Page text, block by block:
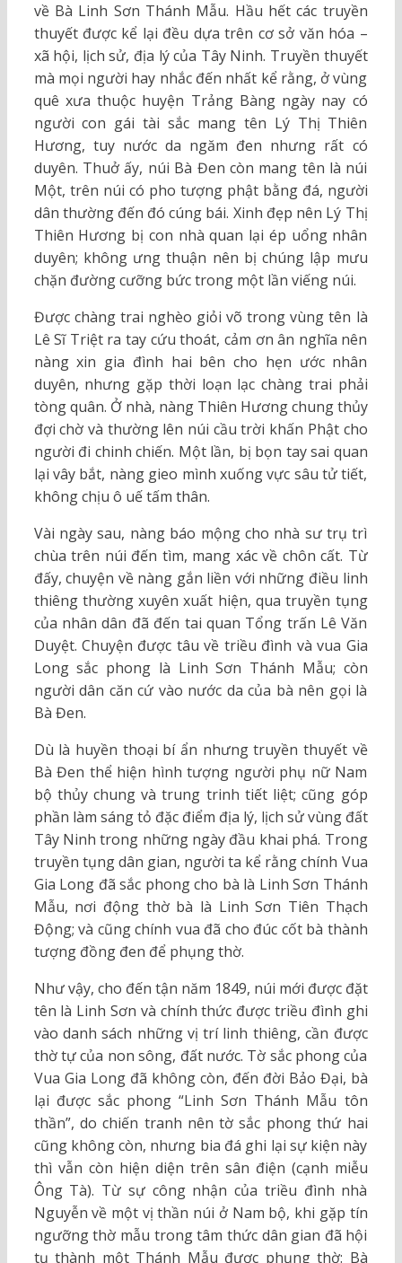
về Bà Linh Sơn Thánh Mẫu. Hầu hết các truyền
thuyết được kể lại đều dựa trên cơ sở văn hóa –
xã hội, lịch sử, địa lý của Tây Ninh. Truyền thuyết
mà mọi người hay nhắc đến nhất kể rằng, ở vùng
quê xưa thuộc huyện Trảng Bàng ngày nay có
người con gái tài sắc mang tên Lý Thị Thiên
Hương, tuy nước da ngăm đen nhưng rất có
duyên. Thuở ấy, núi Bà Đen còn mang tên là núi
Một, trên núi có pho tượng phật bằng đá, người
dân thường đến đó cúng bái. Xinh đẹp nên Lý Thị
Thiên Hương bị con nhà quan lại ép uổng nhân
duyên; không ưng thuận nên bị chúng lập mưu
chặn đường cưỡng bức trong một lần viếng núi.
Được chàng trai nghèo giỏi võ trong vùng tên là
Lê Sĩ Triệt ra tay cứu thoát, cảm ơn ân nghĩa nên
nàng xin gia đình hai bên cho hẹn ước nhân
duyên, nhưng gặp thời loạn lạc chàng trai phải
tòng quân. Ở nhà, nàng Thiên Hương chung thủy
đợi chờ và thường lên núi cầu trời khấn Phật cho
người đi chinh chiến. Một lần, bị bọn tay sai quan
lại vây bắt, nàng gieo mình xuống vực sâu tử tiết,
không chịu ô uế tấm thân.
Vài ngày sau, nàng báo mộng cho nhà sư trụ trì
chùa trên núi đến tìm, mang xác về chôn cất. Từ
đấy, chuyện về nàng gắn liền với những điều linh
thiêng thường xuyên xuất hiện, qua truyền tụng
của nhân dân đã đến tai quan Tổng trấn Lê Văn
Duyệt. Chuyện được tâu về triều đình và vua Gia
Long sắc phong là Linh Sơn Thánh Mẫu; còn
người dân căn cứ vào nước da của bà nên gọi là
Bà Đen.
Dù là huyền thoại bí ẩn nhưng truyền thuyết về
Bà Đen thể hiện hình tượng người phụ nữ Nam
bộ thủy chung và trung trinh tiết liệt; cũng góp
phần làm sáng tỏ đặc điểm địa lý, lịch sử vùng đất
Tây Ninh trong những ngày đầu khai phá. Trong
truyền tụng dân gian, người ta kể rằng chính Vua
Gia Long đã sắc phong cho bà là Linh Sơn Thánh
Mẫu, nơi động thờ bà là Linh Sơn Tiên Thạch
Động; và cũng chính vua đã cho đúc cốt bà thành
tượng đồng đen để phụng thờ.
Như vậy, cho đến tận năm 1849, núi mới được đặt
tên là Linh Sơn và chính thức được triều đình ghi
vào danh sách những vị trí linh thiêng, cần được
thờ tự của non sông, đất nước. Tờ sắc phong của
Vua Gia Long đã không còn, đến đời Bảo Đại, bà
lại được sắc phong “Linh Sơn Thánh Mẫu tôn
thần”, do chiến tranh nên tờ sắc phong thứ hai
cũng không còn, nhưng bia đá ghi lại sự kiện này
thì vẫn còn hiện diện trên sân điện (cạnh miễu
Ông Tà). Từ sự công nhận của triều đình nhà
Nguyễn về một vị thần núi ở Nam bộ, khi gặp tín
ngưỡng thờ mẫu trong tâm thức dân gian đã hội
tụ thành một Thánh Mẫu được phụng thờ: Bà